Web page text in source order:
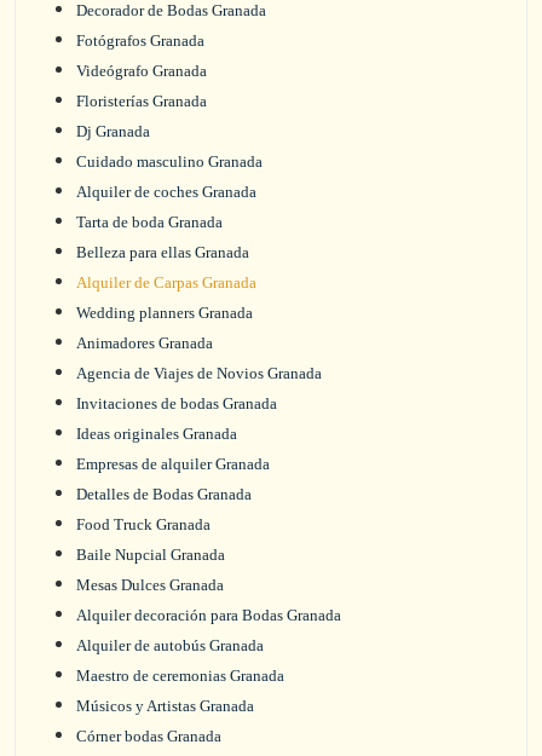
Decorador de Bodas Granada
Fotógrafos Granada
Videógrafo Granada
Floristerías Granada
Dj Granada
Cuidado masculino Granada
Alquiler de coches Granada
Tarta de boda Granada
Belleza para ellas Granada
Alquiler de Carpas Granada
Wedding planners Granada
Animadores Granada
Agencia de Viajes de Novios Granada
Invitaciones de bodas Granada
Ideas originales Granada
Empresas de alquiler Granada
Detalles de Bodas Granada
Food Truck Granada
Baile Nupcial Granada
Mesas Dulces Granada
Alquiler decoración para Bodas Granada
Alquiler de autobús Granada
Maestro de ceremonias Granada
Músicos y Artistas Granada
Córner bodas Granada